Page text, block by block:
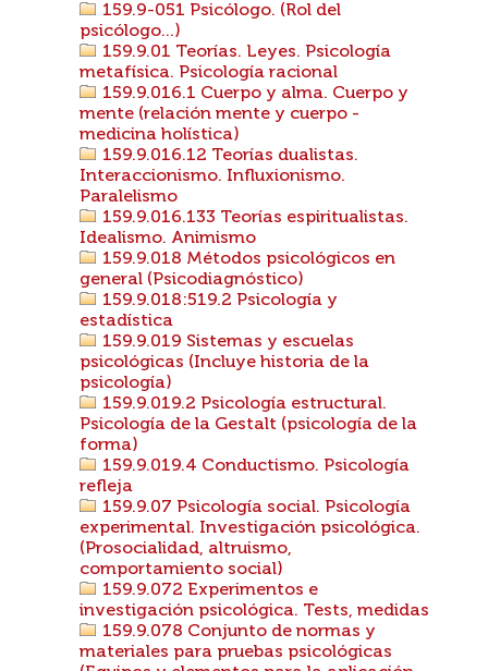
159.9-051 Psicólogo. (Rol del
psicólogo...)
159.9.01 Teorías. Leyes. Psicología
metafísica. Psicología racional
159.9.016.1 Cuerpo y alma. Cuerpo y
mente (relación mente y cuerpo -
medicina holística)
159.9.016.12 Teorías dualistas.
Interaccionismo. Influxionismo.
Paralelismo
159.9.016.133 Teorías espiritualistas.
Idealismo. Animismo
159.9.018 Métodos psicológicos en
general (Psicodiagnóstico)
159.9.018:519.2 Psicología y
estadística
159.9.019 Sistemas y escuelas
psicológicas (Incluye historia de la
psicología)
159.9.019.2 Psicología estructural.
Psicología de la Gestalt (psicología de la
forma)
159.9.019.4 Conductismo. Psicología
refleja
159.9.07 Psicología social. Psicología
experimental. Investigación psicológica.
(Prosocialidad, altruismo,
comportamiento social)
159.9.072 Experimentos e
investigación psicológica. Tests, medidas
159.9.078 Conjunto de normas y
materiales para pruebas psicológicas